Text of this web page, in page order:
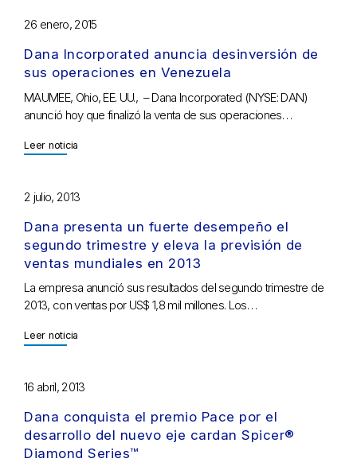
26 enero, 2015
Dana Incorporated anuncia desinversión de
sus operaciones en Venezuela
MAUMEE, Ohio, EE. UU., – Dana Incorporated (NYSE: DAN)
anunció hoy que finalizó la venta de sus operaciones…
Leer noticia
2 julio, 2013
Dana presenta un fuerte desempeño el
segundo trimestre y eleva la previsión de
ventas mundiales en 2013
La empresa anunció sus resultados del segundo trimestre de
2013, con ventas por US$ 1,8 mil millones. Los…
Leer noticia
16 abril, 2013
Dana conquista el premio Pace por el
desarrollo del nuevo eje cardan Spicer®
Diamond Series™